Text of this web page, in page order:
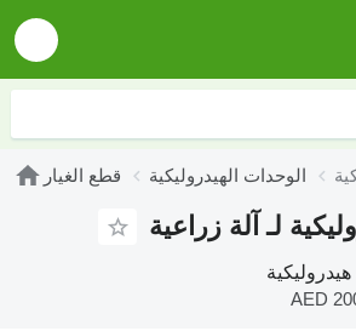
قطع الغيار الوحدات الهيدروليكية
لـ آلة زراعية
AED